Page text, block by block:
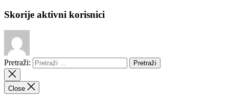
Skorije aktivni korisnici
Pretraži:
Close